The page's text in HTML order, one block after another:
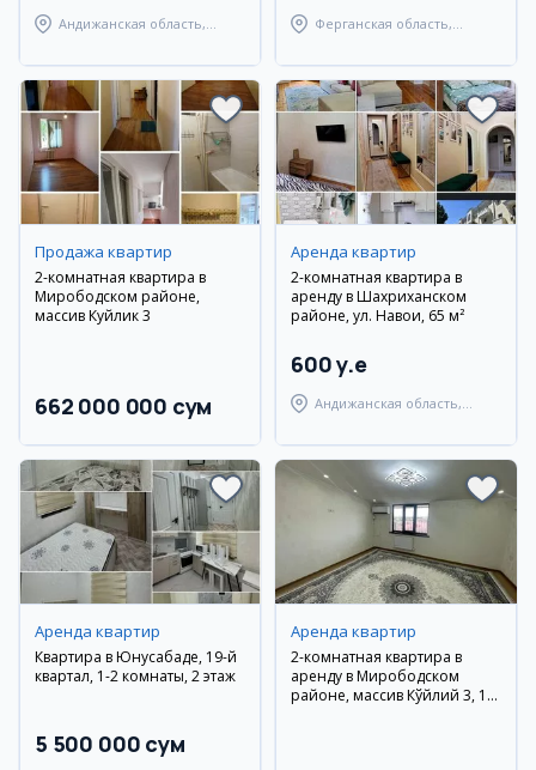
Андижанская область,
Ферганская область,
Продажа квартир
2-комнатная квартира в
Мирободском районе,
массив Куйлик 3
662 000 000 сум
Аренда квартир
2-комнатная квартира в
аренду в Шахриханском
районе, ул. Навои, 65 м²
600 y.e
Андижанская область,
Аренда квартир
Квартира в Юнусабаде, 19-й
квартал, 1-2 комнаты, 2 этаж
5 500 000 сум
Аренда квартир
2-комнатная квартира в
аренду в Мирободском
районе, массив Кўйлий 3, 10